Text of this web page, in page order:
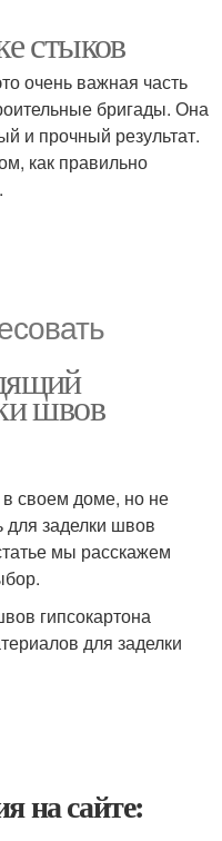
стыков
очень важная часть
бригады. Она
и прочный результат.
как правильно
швов
своем доме, но не
для заделки швов
мы расскажем
гипсокартона
для заделки
на сайте: